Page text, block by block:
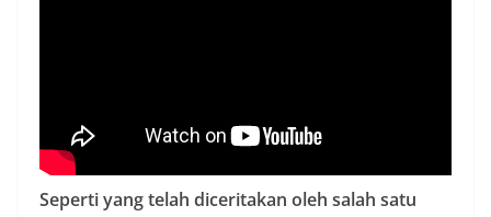
Seperti yang telah diceritakan oleh salah satu